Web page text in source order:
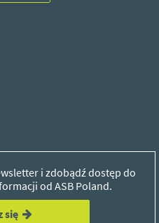
i zdobądź dostęp do
od ASB Poland.
się